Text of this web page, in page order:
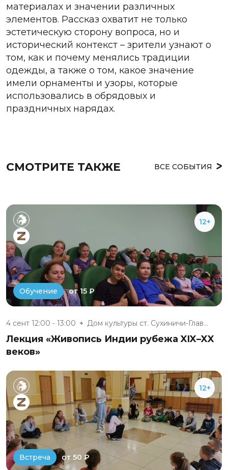
материалах и значении различных
элементов. Рассказ охватит не только
эстетическую сторону вопроса, но и
исторический контекст – зрители узнают о
том, как и почему менялись традиции
одежды, а также о том, какое значение
имели орнаменты и узоры, которые
использовались в обрядовых и
праздничных нарядах.
СМОТРИТЕ ТАКЖЕ ВСЕ СОБЫТИЯ
12+
Обучение от 15 ₽
4 сент 12:00 - 13:00 Дом культуры ст. Сухиничи-Глав...
Лекция «Живопись Индии рубежа XIX–XX
веков»
12+
Встреча от 50 ₽